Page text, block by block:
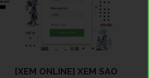
[XEM ONLINE] XEM SAO